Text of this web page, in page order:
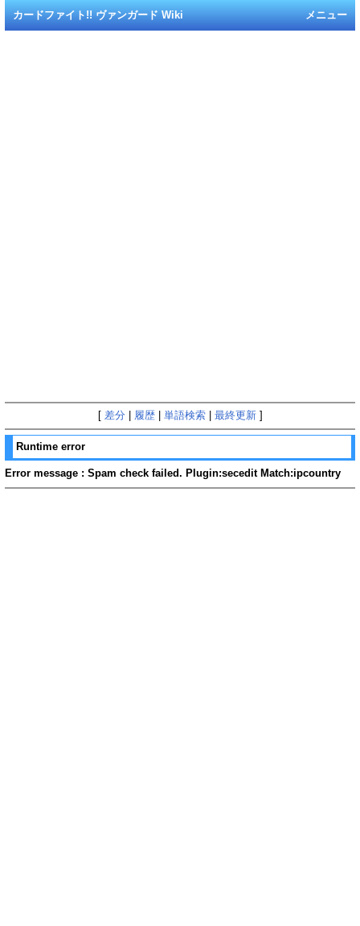
メニュー
カードファイト!! ヴァンガード Wiki
[ 差分 履歴| 単語検索| 最終更新]
Runtime error
Error message : Spam check failed. Plugin:secedit Match:ipcountry